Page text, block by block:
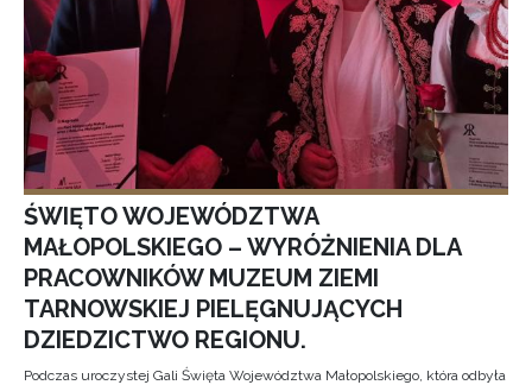
ŚWIĘTO WOJEWÓDZTWA
MAŁOPOLSKIEGO – WYRÓŻNIENIA DLA
PRACOWNIKÓW MUZEUM ZIEMI
TARNOWSKIEJ PIELĘGNUJĄCYCH
DZIEDZICTWO REGIONU.
Podczas uroczystej Gali Święta Województwa Małopolskiego, która odbyła